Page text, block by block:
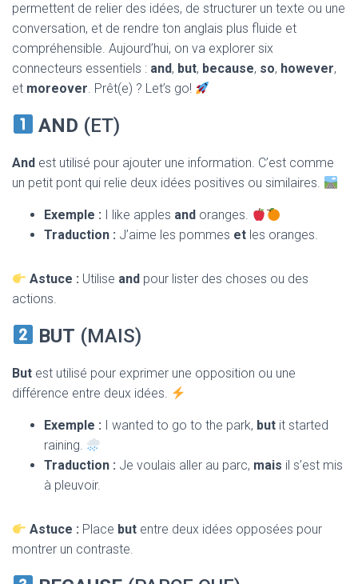
permettent de relier des idées, de structurer un texte ou une
conversation, et de rendre ton anglais plus fluide et
compréhensible. Aujourd’hui, on va explorer six
connecteurs essentiels : and, but, because, so, however,
et moreover. Prêt(e) ? Let’s go!
AND (ET)
And est utilisé pour ajouter une information. C’est comme
un petit pont qui relie deux idées positives ou similaires.
Exemple : I like apples and oranges.
Traduction : J’aime les pommes et les oranges.
Astuce : Utilise and pour lister des choses ou des
actions.
BUT (MAIS)
But est utilisé pour exprimer une opposition ou une
différence entre deux idées.
Exemple : I wanted to go to the park, but it started
raining.
Traduction : Je voulais aller au parc, mais il s’est mis
à pleuvoir.
Astuce : Place but entre deux idées opposées pour
montrer un contraste.